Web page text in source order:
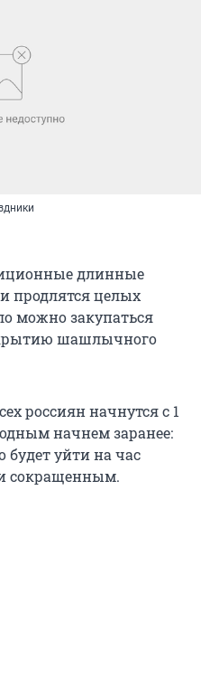
длинные
продлятся целых
можно закупаться
шашлычного
россиян начнутся с 1
начнем заранее:
будет уйти на час
сокращенным.